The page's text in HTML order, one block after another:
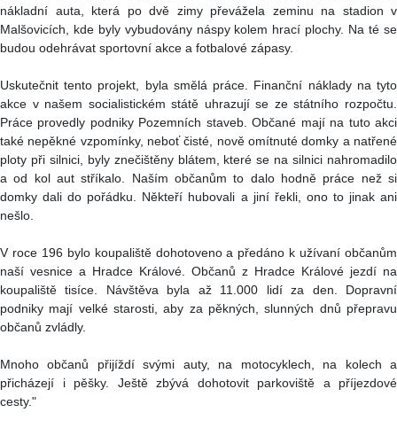
nákladní auta, která po dvě zimy převážela zeminu na stadion v
Malšovicích, kde byly vybudovány náspy kolem hrací plochy. Na té se
budou odehrávat sportovní akce a fotbalové zápasy.
Uskutečnit tento projekt, byla smělá práce. Finanční náklady na tyto
akce v našem socialistickém státě uhrazují se ze státního rozpočtu.
Práce provedly podniky Pozemních staveb. Občané mají na tuto akci
také nepěkné vzpomínky, neboť čisté, nově omítnuté domky a natřené
ploty při silnici, byly znečištěny blátem, které se na silnici nahromadilo
a od kol aut stříkalo. Naším občanům to dalo hodně práce než si
domky dali do pořádku. Někteří hubovali a jiní řekli, ono to jinak ani
nešlo.
V roce 196 bylo koupaliště dohotoveno a předáno k užívaní občanům
naší vesnice a Hradce Králové. Občanů z Hradce Králové jezdí na
koupaliště tisíce. Návštěva byla až 11.000 lidí za den. Dopravní
podniky mají velké starosti, aby za pěkných, slunných dnů přepravu
občanů zvládly.
Mnoho občanů přijíždí svými auty, na motocyklech, na kolech a
přicházejí i pěšky. Ještě zbývá dohotovit parkoviště a příjezdové
cesty."